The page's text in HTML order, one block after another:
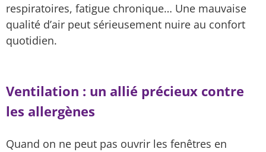
respiratoires, fatigue chronique… Une mauvaise
qualité d’air peut sérieusement nuire au confort
quotidien.
Ventilation : un allié précieux contre
les allergènes
Quand on ne peut pas ouvrir les fenêtres en